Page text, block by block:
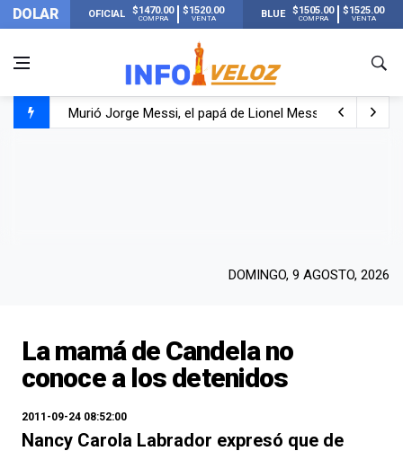
DOLAR OFICIAL $1470.00
COMPRA
$1520.00
VENTA BLUE $1505.00
COMPRA
$1525.00
VENTA
Murió Jorge Messi, el papá de Lionel Messi
DOMINGO, 9 AGOSTO, 2026
La mamá de Candela no
conoce a los detenidos
2011-09-24 08:52:00
Nancy Carola Labrador expresó que de